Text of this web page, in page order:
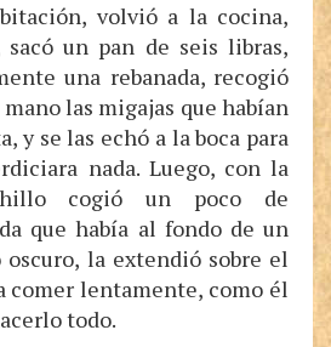
volvió a la cocina,
sacó un pan de seis libras,
una rebanada, recogió
las migajas que habían
y se las echó a la boca para
nada. Luego, con la
cogió un poco de
que había al fondo de un
oscuro, la extendió sobre el
comer lentamente, como él
todo.